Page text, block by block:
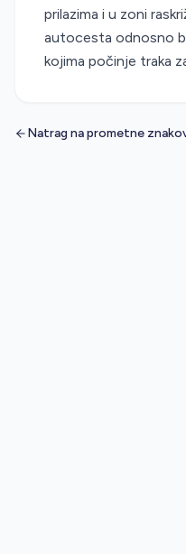
prilazima i u zoni
autocesta odnosno
kojima počinje traka
Natrag na prometne